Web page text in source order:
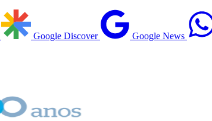
Google Discover Google News